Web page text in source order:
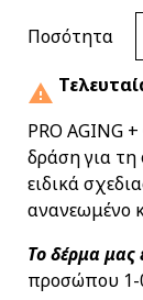
Ποσότητα

PRO AGING
δράση για τη
ειδικά
ανανεωμένο
Το δέρμα μας
προσώπου 1-